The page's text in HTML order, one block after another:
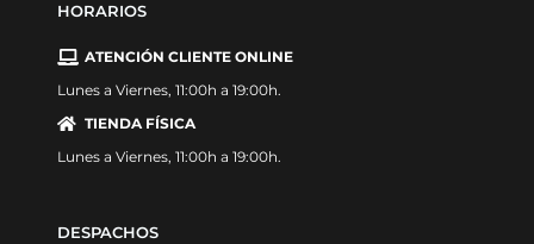
HORARIOS
ATENCIÓN CLIENTE ONLINE
Lunes a Viernes, 11:00h a 19:00h.
TIENDA FÍSICA
Lunes a Viernes, 11:00h a 19:00h.
DESPACHOS